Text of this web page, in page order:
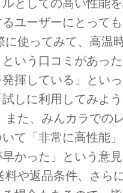
ユーザーにとって
に使ってみて、高温
いう口コミがあっ
揮している」とい
しに利用してみよ
また、みんカラでの
て「非常に高性能
かった」という意
料や返品条件、さら